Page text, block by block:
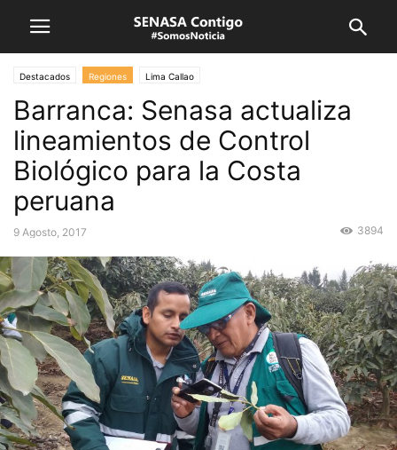
Destacados Regiones Lima Callao
Barranca: Senasa actualiza
lineamientos de Control
Biológico para la Costa
peruana
9 Agosto, 2017 3894